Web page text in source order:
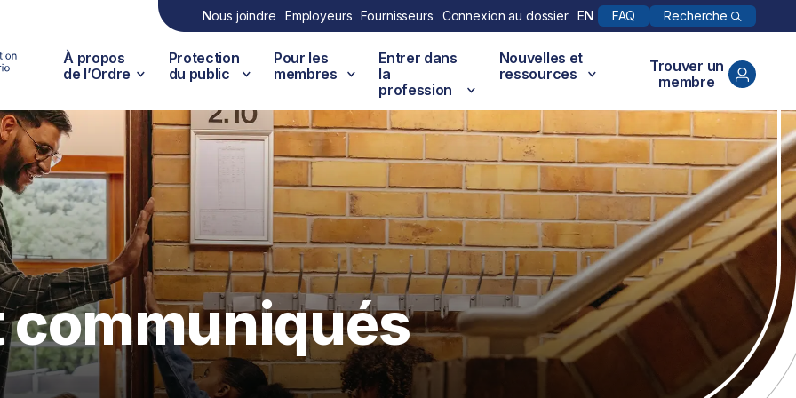
Nous joindre Employeurs Fournisseurs Connexion au dossier EN FAQ Recherche
À propos
de l’Ordre
Protection
du public
Pour les
membres
Entrer dans
la
profession
Nouvelles et
ressources
Trouver un
membre
communiqués